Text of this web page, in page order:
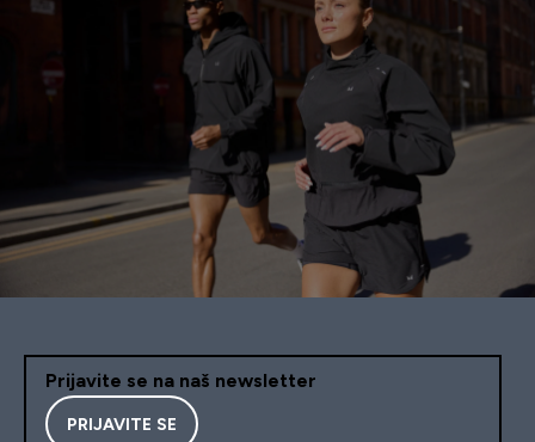
Prijavite se na naš newsletter
PRIJAVITE SE